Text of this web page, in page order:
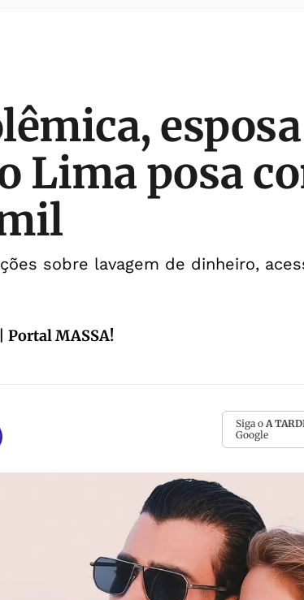
Lima posa
sobre lavagem de dinheiro,
Portal MASSA!
Siga o A
Google